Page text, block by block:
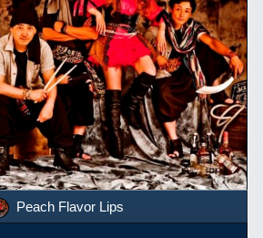
Peach Flavor Lips